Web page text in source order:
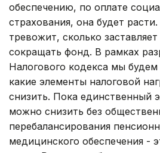
обеспечению, по оплате
страхования, она будет
тревожит, сколько
сокращать фонд. В рамках
Налогового кодекса мы
какие элементы налоговой
снизить. Пока единственный
можно снизить без
перебалансирования
медицинского обеспечения -